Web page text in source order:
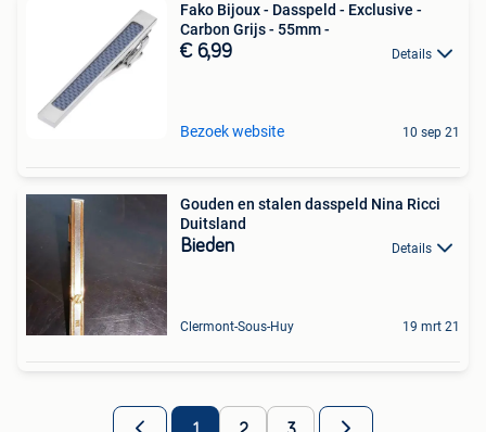
Fako Bijoux - Dasspeld - Exclusive -
Carbon Grijs - 55mm -
€ 6,99 Details
Bezoek website 10 sep 21
Gouden en stalen dasspeld Nina Ricci
Duitsland
Bieden Details
Clermont-Sous-Huy 19 mrt 21